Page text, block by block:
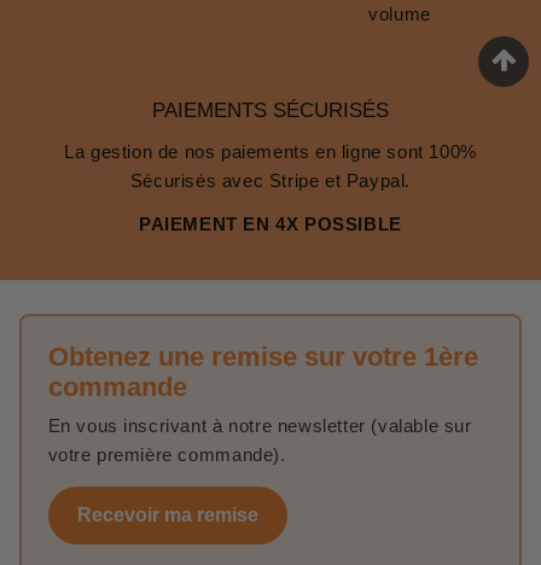
volume
PAIEMENTS SÉCURISÉS
La gestion de nos paiements en ligne sont 100%
Sécurisés avec Stripe et Paypal.
PAIEMENT EN 4X POSSIBLE
Obtenez une remise sur votre 1ère
commande
En vous inscrivant à notre newsletter (valable sur
votre première commande).
Recevoir ma remise